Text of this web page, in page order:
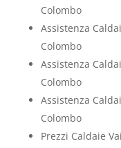
Colombo
Assistenza
Colombo
Assistenza
Colombo
Assistenza
Colombo
Prezzi Caldaie